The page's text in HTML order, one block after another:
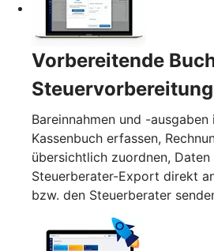
Vorbereitende
Steuervorbereitung
Bareinnahmen und -
Kassenbuch erfassen,
übersichtlich zuordnen,
Steuerberater-Export direkt
bzw. den Steuerberater